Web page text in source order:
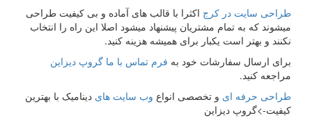
طراحی سایت در کرجاکثرا با قالب های آماده و بی کیفیت طراحی
میشوند که به تمام مشتریان پیشنهاد میشود اصلا این راه را انتخاب
نکنند و بهتر است یکبار برای همیشه هزینه کنید.
برای ارسال سفارشات خود به فرم تماس با ما گروپ دیزاین
مراجعه کنید.
طراحی حرفه ایو تخصصی انواعوب سایت هایدینامیک با بهترین
کیفیت->گروپ دیزاین